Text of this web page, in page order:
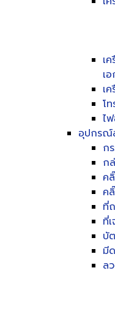
เ
เ
เ
โ
ไ
อุปกรณ์
ก
ก
ค
ค
ที่
ที่
บั
มี
ล